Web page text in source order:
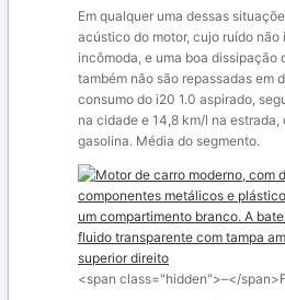
Em qualquer uma dessas
acústico do motor, cujo ruído
incômoda, e uma boa dissipação
também não são repassadas em
consumo do i20 1.0 aspirado,
na cidade e 14,8 km/l na
gasolina. Média do segmento.
<span class="hidden">–</span>